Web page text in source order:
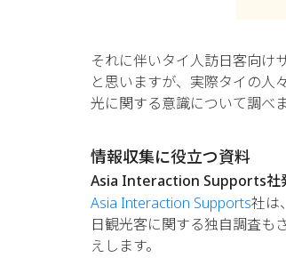
それに伴いタイ人訪日客向け
と思いますが、実際タイの人
光に関する意識について調べ
情報収集に役立つ資料
Asia Interaction Supports社
Asia Interaction Supports社は
日観光客に関する独自調査も
えします。